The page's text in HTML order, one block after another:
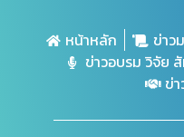
หน้าหลัก ข่าว
ข่าวอบรม วิจัย
ข่